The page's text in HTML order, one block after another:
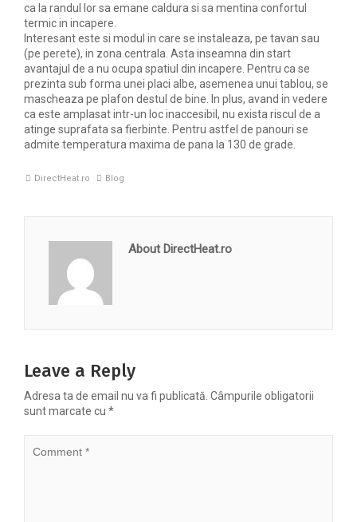
ca la randul lor sa emane caldura si sa mentina confortul
termic in incapere.
Interesant este si modul in care se instaleaza, pe tavan sau
(pe perete), in zona centrala. Asta inseamna din start
avantajul de a nu ocupa spatiul din incapere. Pentru ca se
prezinta sub forma unei placi albe, asemenea unui tablou, se
mascheaza pe plafon destul de bine. In plus, avand in vedere
ca este amplasat intr-un loc inaccesibil, nu exista riscul de a
atinge suprafata sa fierbinte. Pentru astfel de panouri se
admite temperatura maxima de pana la 130 de grade.
DirectHeat.ro Blog
About DirectHeat.ro
Leave a Reply
Adresa ta de email nu va fi publicată. Câmpurile obligatorii
sunt marcate cu *